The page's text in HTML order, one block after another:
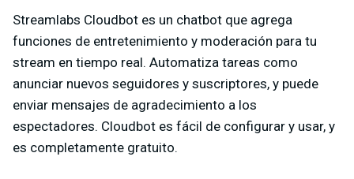
Streamlabs Cloudbot es un chatbot que agrega
funciones de entretenimiento y moderación para tu
stream en tiempo real. Automatiza tareas como
anunciar nuevos seguidores y suscriptores, y puede
enviar mensajes de agradecimiento a los
espectadores. Cloudbot es fácil de configurar y usar, y
es completamente gratuito.